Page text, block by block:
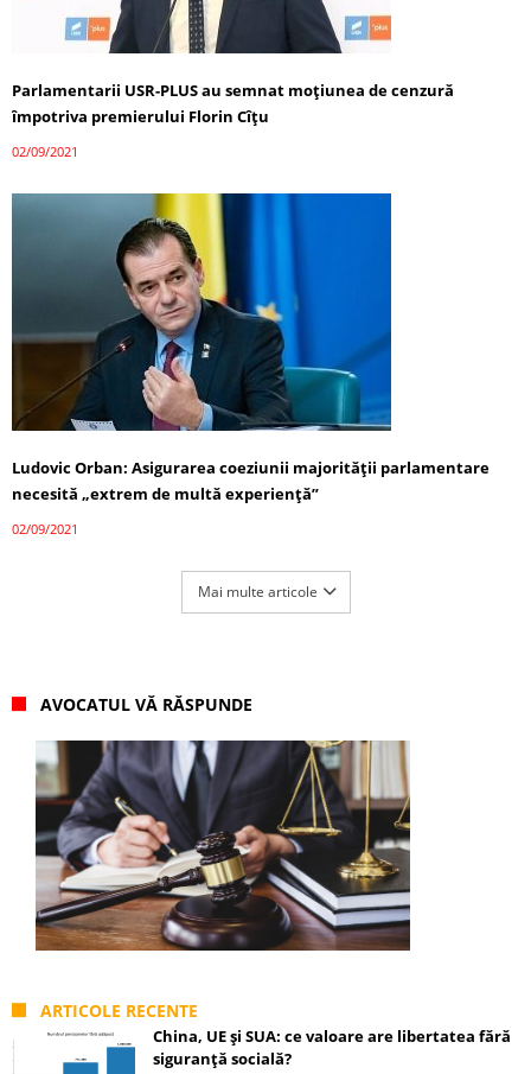
Parlamentarii USR-PLUS au semnat moțiunea de cenzură
împotriva premierului Florin Cîțu
02/09/2021
Ludovic Orban: Asigurarea coeziunii majorităţii parlamentare
necesită „extrem de multă experienţă”
02/09/2021
Mai multe articole
AVOCATUL VĂ RĂSPUNDE
ARTICOLE RECENTE
China, UE și SUA: ce valoare are libertatea fără
siguranță socială?